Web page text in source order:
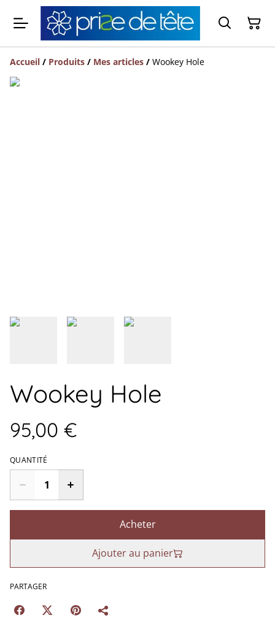
Accueil / Produits / Mes articles / Wookey Hole
Wookey Hole
95,00 €
QUANTITÉ
Acheter
Ajouter au panier
PARTAGER